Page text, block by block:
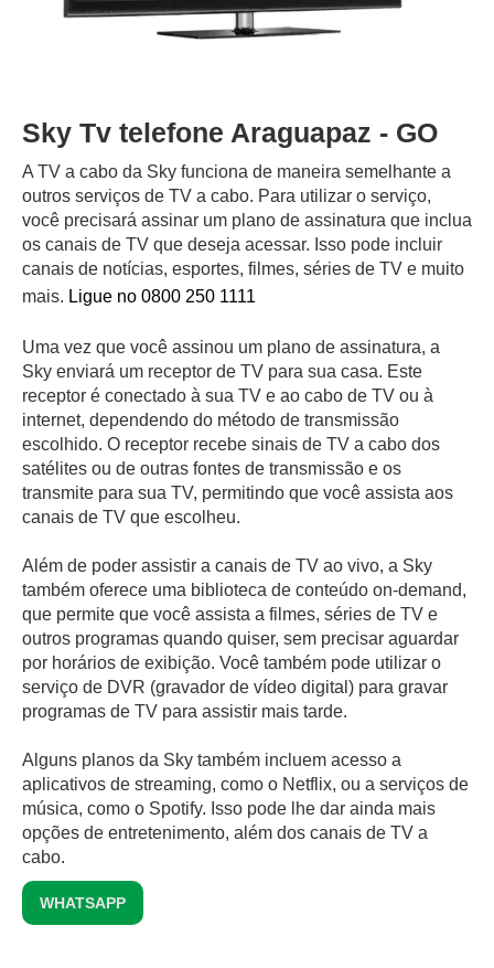
Sky Tv telefone Araguapaz - GO
A TV a cabo da Sky funciona de maneira semelhante a
outros serviços de TV a cabo. Para utilizar o serviço,
você precisará assinar um plano de assinatura que inclua
os canais de TV que deseja acessar. Isso pode incluir
canais de notícias, esportes, filmes, séries de TV e muito
mais. Ligue no 0800 250 1111
Uma vez que você assinou um plano de assinatura, a
Sky enviará um receptor de TV para sua casa. Este
receptor é conectado à sua TV e ao cabo de TV ou à
internet, dependendo do método de transmissão
escolhido. O receptor recebe sinais de TV a cabo dos
satélites ou de outras fontes de transmissão e os
transmite para sua TV, permitindo que você assista aos
canais de TV que escolheu.
Além de poder assistir a canais de TV ao vivo, a Sky
também oferece uma biblioteca de conteúdo on-demand,
que permite que você assista a filmes, séries de TV e
outros programas quando quiser, sem precisar aguardar
por horários de exibição. Você também pode utilizar o
serviço de DVR (gravador de vídeo digital) para gravar
programas de TV para assistir mais tarde.
Alguns planos da Sky também incluem acesso a
aplicativos de streaming, como o Netflix, ou a serviços de
música, como o Spotify. Isso pode lhe dar ainda mais
opções de entretenimento, além dos canais de TV a
cabo.
WHATSAPP